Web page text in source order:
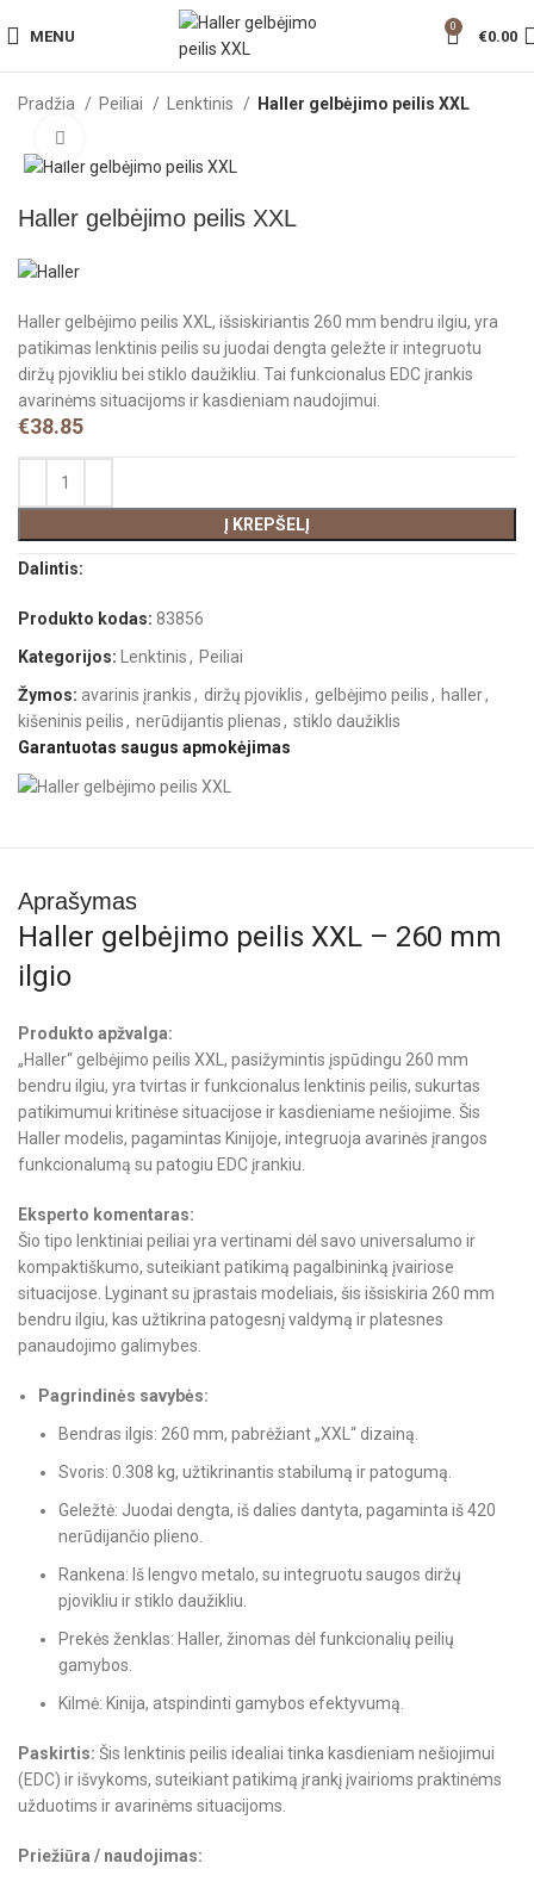
MENU
0
€0.00
Pradžia Peiliai Lenktinis Haller gelbėjimo peilis XXL
Haller gelbėjimo peilis XXL
Haller gelbėjimo peilis XXL, išsiskiriantis 260 mm bendru ilgiu, yra
patikimas lenktinis peilis su juodai dengta geležte ir integruotu
diržų pjovikliu bei stiklo daužikliu. Tai funkcionalus EDC įrankis
avarinėms situacijoms ir kasdieniam naudojimui.
€38.85
Į KREPŠELĮ
Dalintis:
Produkto kodas:83856
Kategorijos: Lenktinis, Peiliai
Žymos: avarinis įrankis, diržų pjoviklis, gelbėjimo peilis, haller,
kišeninis peilis, nerūdijantis plienas, stiklo daužiklis
Garantuotas saugus apmokėjimas
Aprašymas
Haller gelbėjimo peilis XXL – 260 mm
ilgio
Produkto apžvalga:
„Haller“ gelbėjimo peilis XXL, pasižymintis įspūdingu 260 mm
bendru ilgiu, yra tvirtas ir funkcionalus lenktinis peilis, sukurtas
patikimumui kritinėse situacijose ir kasdieniame nešiojime. Šis
Haller modelis, pagamintas Kinijoje, integruoja avarinės įrangos
funkcionalumą su patogiu EDC įrankiu.
Eksperto komentaras:
Šio tipo lenktiniai peiliai yra vertinami dėl savo universalumo ir
kompaktiškumo, suteikiant patikimą pagalbininką įvairiose
situacijose. Lyginant su įprastais modeliais, šis išsiskiria 260 mm
bendru ilgiu, kas užtikrina patogesnį valdymą ir platesnes
panaudojimo galimybes.
Pagrindinės savybės:
Bendras ilgis: 260 mm, pabrėžiant „XXL“ dizainą.
Svoris: 0.308 kg, užtikrinantis stabilumą ir patogumą.
Geležtė: Juodai dengta, iš dalies dantyta, pagaminta iš 420
nerūdijančio plieno.
Rankena: Iš lengvo metalo, su integruotu saugos diržų
pjovikliu ir stiklo daužikliu.
Prekės ženklas: Haller, žinomas dėl funkcionalių peilių
gamybos.
Kilmė: Kinija, atspindinti gamybos efektyvumą.
Paskirtis: Šis lenktinis peilis idealiai tinka kasdieniam nešiojimui
(EDC) ir išvykoms, suteikiant patikimą įrankį įvairioms praktinėms
užduotims ir avarinėms situacijoms.
Priežiūra / naudojimas: